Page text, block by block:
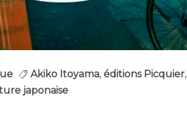
Akiko Itoyama, éditions Picquier,
japonaise